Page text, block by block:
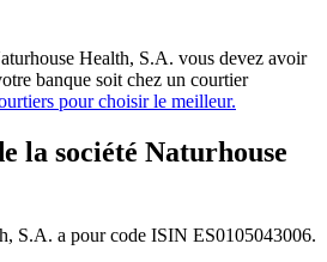
Health, S.A. vous devez avoir
banque soit chez un courtier
pour choisir le meilleur.
la société Naturhouse
S.A. a pour code ISIN ES0105043006.